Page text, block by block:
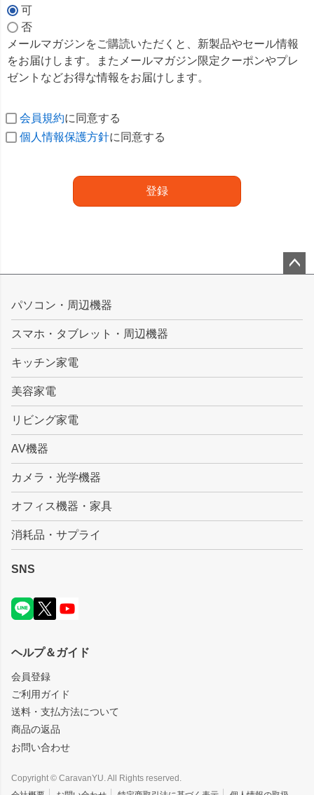
須
)
可
否
メールマガジンをご購読いただくと、新製品やセール情報
をお届けします。またメールマガジン限定クーポンやプレ
ゼントなどお得な情報をお届けします。
会員規約に同意する
個人情報保護方針に同意する
登録
ップ
パソコン・周辺機器
スマホ・タブレット・周辺機器
キッチン家電
美容家電
リビング家電
AV機器
カメラ・光学機器
オフィス機器・家具
消耗品・サプライ
SNS
ヘルプ＆ガイド
会員登録
ご利用ガイド
送料・支払方法について
商品の返品
お問い合わせ
Copyright © CaravanYU. All Rights reserved.